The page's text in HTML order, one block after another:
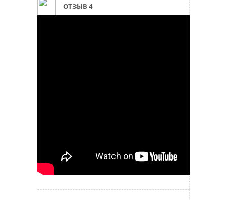
ОТЗЫВ 4